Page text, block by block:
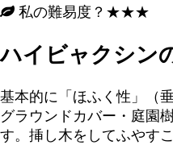
私の難易度？★★★
ハイビャクシン
基本的に「ほふく性」（
グラウンドカバー・庭園
す。挿し木をしてふやす